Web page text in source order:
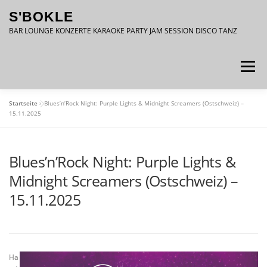
Inhalt
springen
S'BOKLE
BAR LOUNGE KONZERTE KARAOKE PARTY JAM SESSION DISCO TANZ
Menü
DATENSCHUTZ
Startseite »Blues’n’Rock Night: Purple Lights & Midnight Screamers (Ostschweiz) –
15.11.2025
Blues’n’Rock Night: Purple Lights &
Midnight Screamers (Ostschweiz) –
15.11.2025
Ha